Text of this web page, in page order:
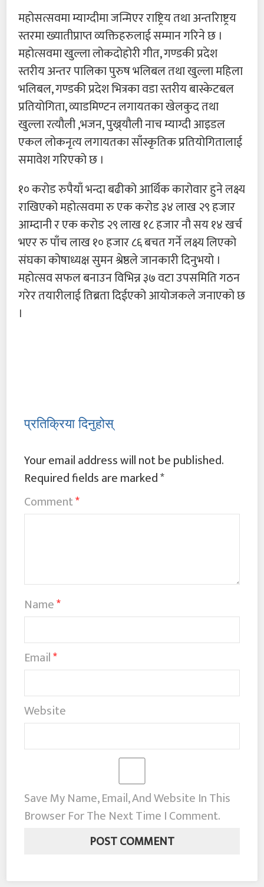
महोसत्सवमा म्याग्दीमा जन्मिएर राष्ट्रिय तथा अन्तरािष्ट्रय
स्तरमा ख्यातीप्राप्त व्यक्तिहरुलाई सम्मान गरिने छ ।
महोत्सवमा खुल्ला लोकदोहोरी गीत, गण्डकी प्रदेश
स्तरीय अन्तर पालिका पुरुष भलिबल तथा खुल्ला महिला
भलिबल, गण्डकी प्रदेश भित्रका वडा स्तरीय बास्केटबल
प्रतियोगिता, व्याडमिण्टन लगायतका खेलकुद तथा
खुल्ला रत्यौली ,भजन, पुख्र्यौली नाच म्याग्दी आइडल
एकल लोकनृत्य लगायतका साँस्कृतिक प्रतियोगितालाई
समावेश गरिएको छ ।
१० करोड रुपैयाँ भन्दा बढीको आर्थिक कारोवार हुने लक्ष्य
राखिएको महोत्सवमा रु एक करोड ३४ लाख २९ हजार
आम्दानी र एक करोड २९ लाख १८ हजार नौ सय १४ खर्च
भएर रु पाँच लाख १० हजार ८६ बचत गर्ने लक्ष्य लिएको
संघका कोषाध्यक्ष सुमन श्रेष्ठले जानकारी दिनुभयो ।
महोत्सव सफल बनाउन विभिन्न ३७ वटा उपसमिति गठन
गरेर तयारीलाई तिब्रता दिईएको आयोजकले जनाएको छ
।
प्रतिक्रिया दिनुहोस्
Your email address will not be published.
Required fields are marked*
Comment*
Name*
Email*
Website
Save My Name, Email, And Website In This
Browser For The Next Time I Comment.